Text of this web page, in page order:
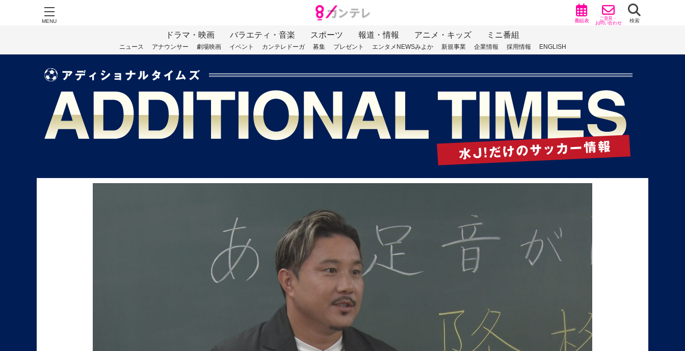
MENU 番組表 ご意見・
お問い合わせ 検索
ドラマ・映画 バラエティ・音楽 スポーツ 報道・情報 アニメ・キッズ ミニ番組
ニュース アナウンサー 劇場映画 イベント カンテレドーガ 募集 プレゼント エンタメNEWSみよか 新規事業 企業情報 採用情報 ENGLISH